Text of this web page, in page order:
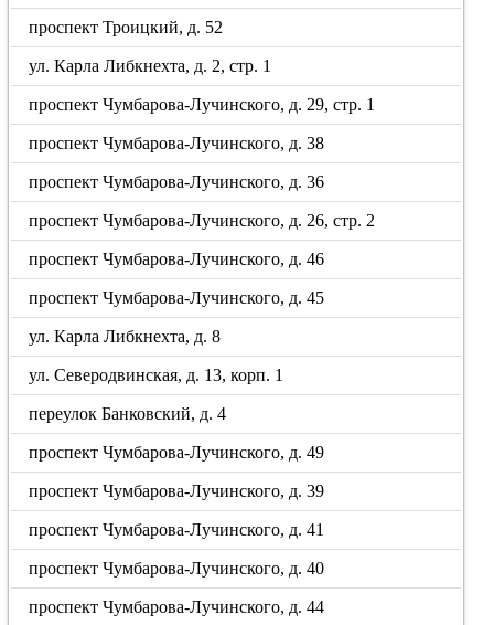
проспект Троицкий, д. 52
ул. Карла Либкнехта, д. 2, стр. 1
проспект Чумбарова-Лучинского, д. 29, стр. 1
проспект Чумбарова-Лучинского, д. 38
проспект Чумбарова-Лучинского, д. 36
проспект Чумбарова-Лучинского, д. 26, стр. 2
проспект Чумбарова-Лучинского, д. 46
проспект Чумбарова-Лучинского, д. 45
ул. Карла Либкнехта, д. 8
ул. Северодвинская, д. 13, корп. 1
переулок Банковский, д. 4
проспект Чумбарова-Лучинского, д. 49
проспект Чумбарова-Лучинского, д. 39
проспект Чумбарова-Лучинского, д. 41
проспект Чумбарова-Лучинского, д. 40
проспект Чумбарова-Лучинского, д. 44